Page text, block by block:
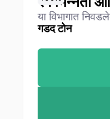
या विभागात
गडद टोन